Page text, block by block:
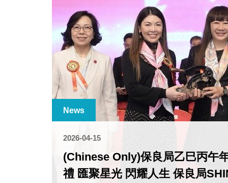
News
2026-04-15
(Chinese Only)保良局乙巳丙午
禮 匯聚星光 閃耀人生 保良局